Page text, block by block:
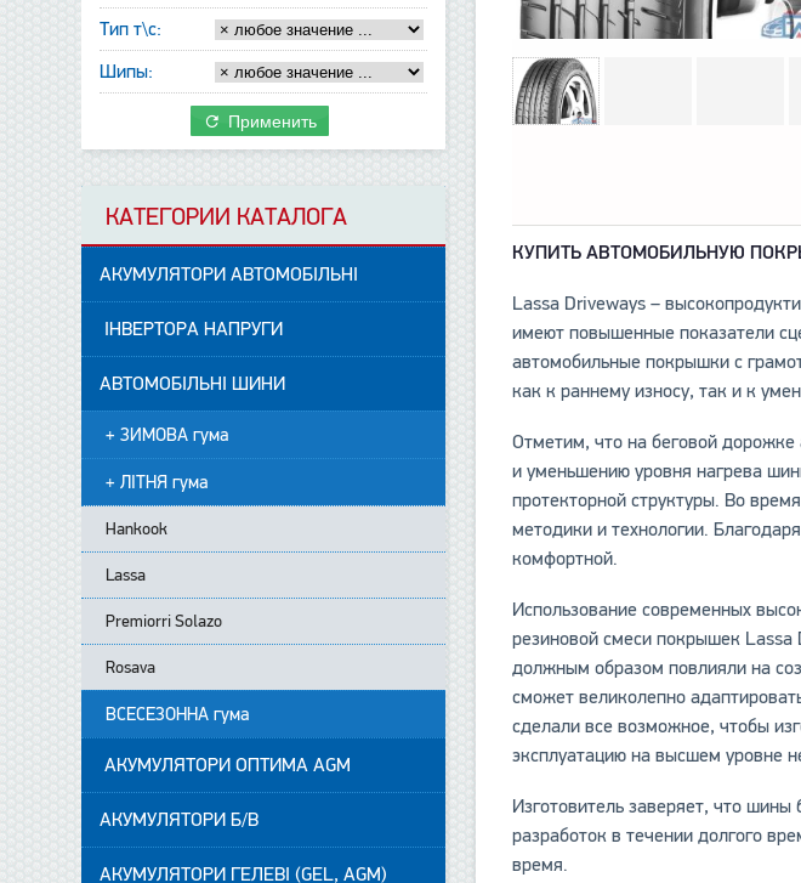
КУПИТЬ АВТОМОБИЛЬНУЮ
Lassa Driveways –
имеют повышенные показатели
автомобильные покрышки с
как к раннему износу, так и к
Отметим, что на беговой
и уменьшению уровня нагрева
протекторной структуры. Во
методики и технологии.
комфортной.
Использование современных
резиновой смеси покрышек
должным образом повлияли на
сможет великолепно
сделали все возможное, чтобы
эксплуатацию на высшем уровне
Изготовитель заверяет, что
разработок в течении долгого
время.
Тип т\с:
Шипы:
Применить
КАТЕГОРИИ КАТАЛОГА
АКУМУЛЯТОРИ АВТОМОБІЛЬНІ
ІНВЕРТОРА НАПРУГИ
АВТОМОБІЛЬНІ ШИНИ
+ ЗИМОВА гума
+ ЛІТНЯ гума
Hankook
Lassa
Premiorri Solazo
Rosava
ВСЕСЕЗОННА гума
АКУМУЛЯТОРИ ОПТИМА AGM
АКУМУЛЯТОРИ Б/В
АКУМУЛЯТОРИ ГЕЛЕВІ (GEL, AGM)